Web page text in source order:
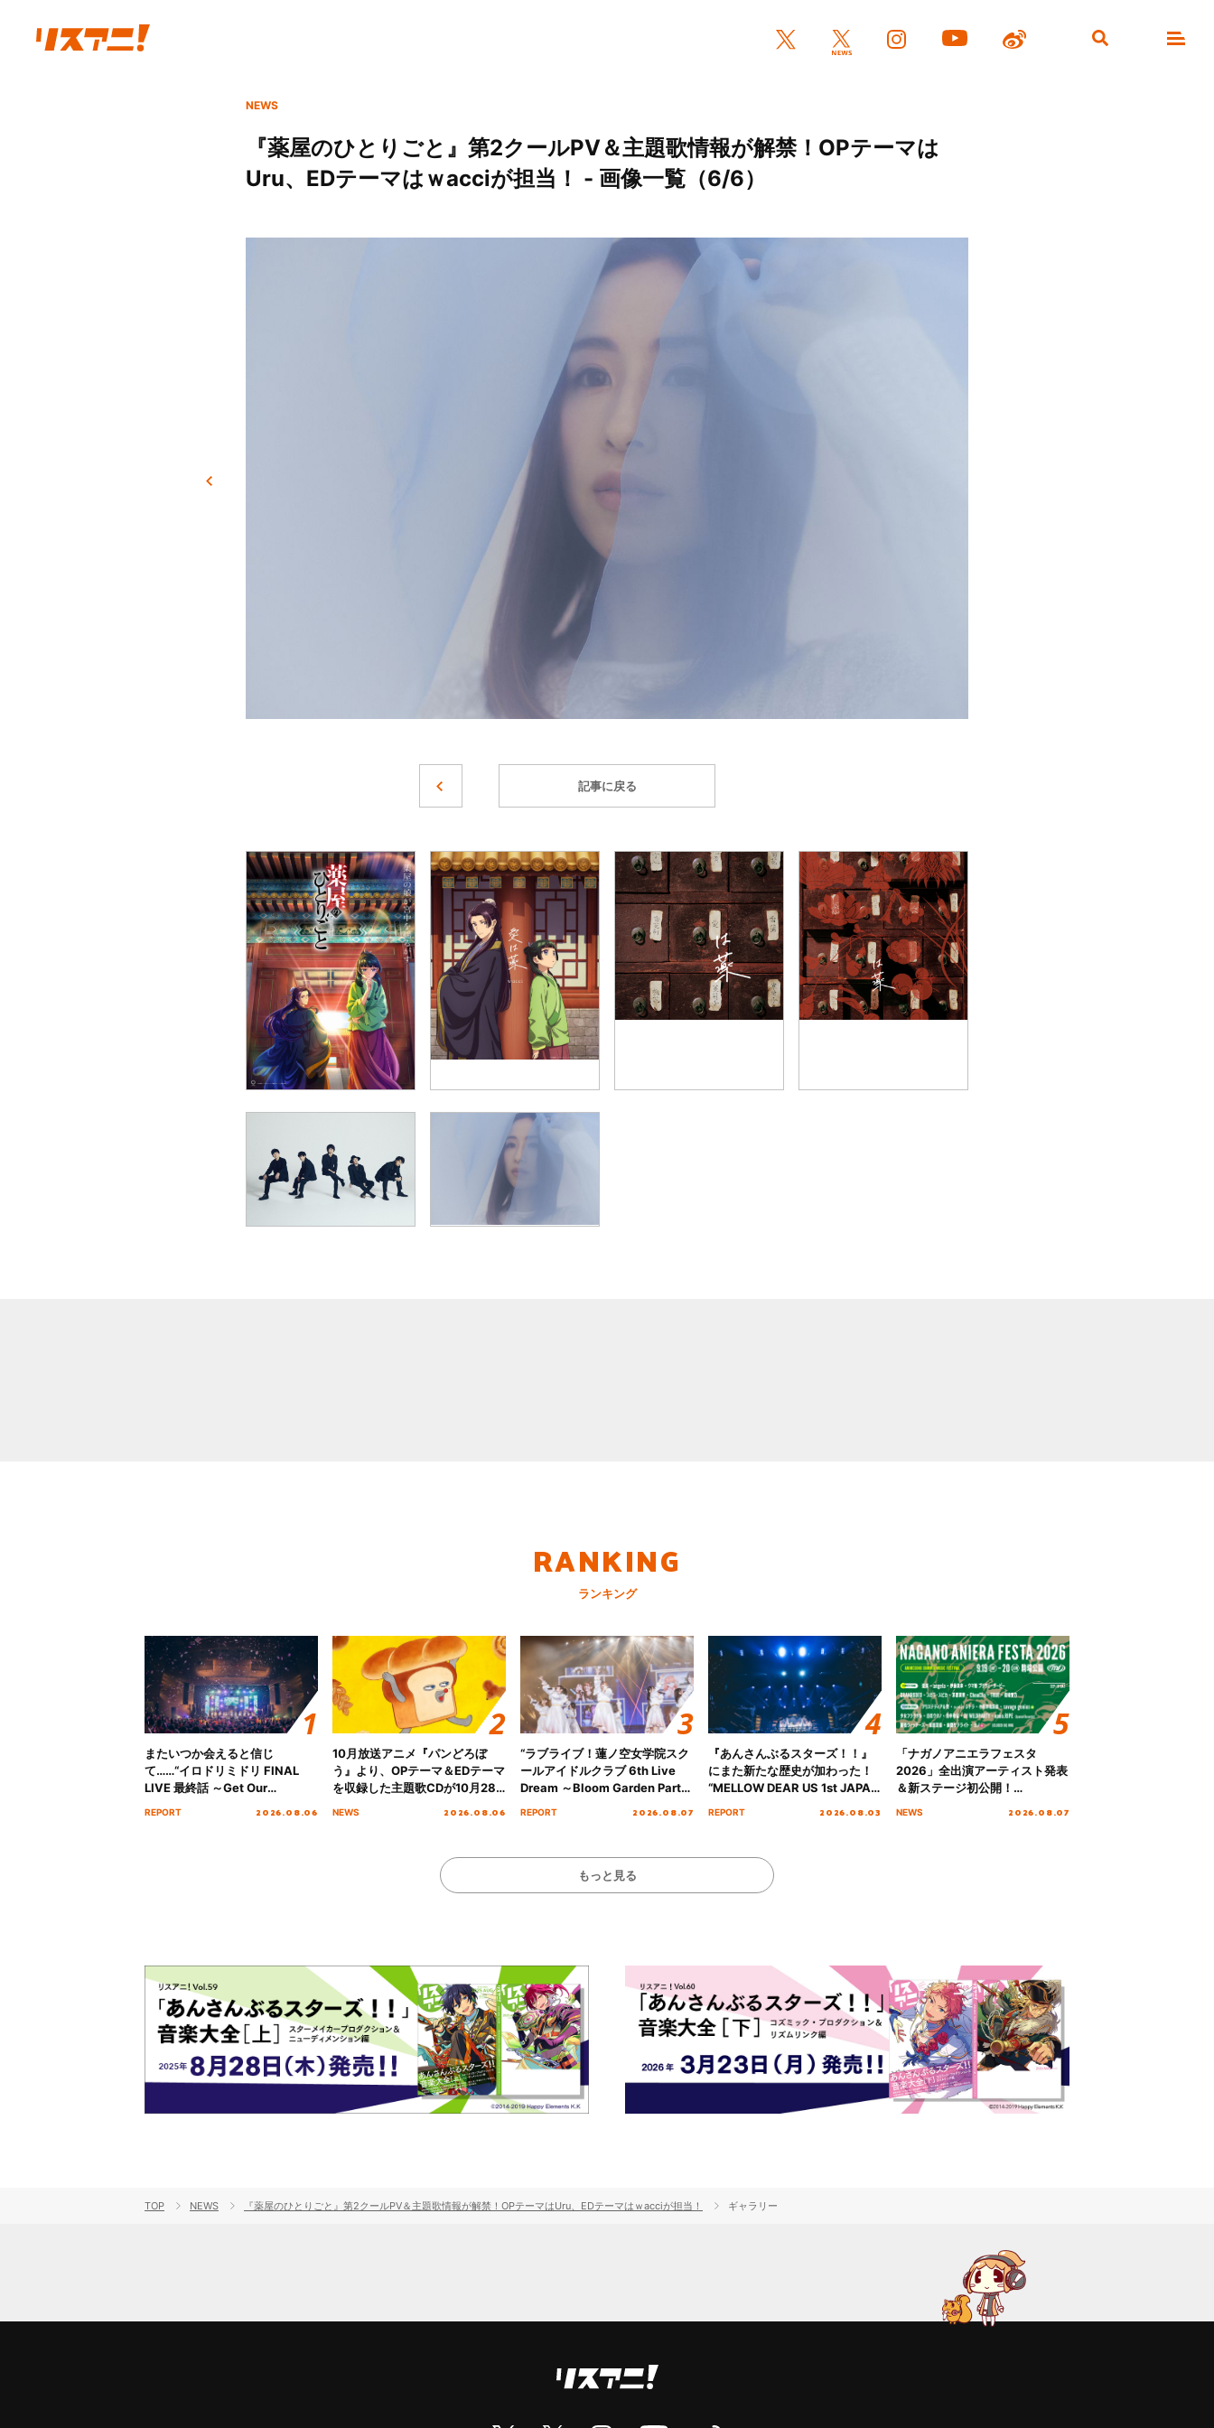
NEWS
『薬屋のひとりごと』第2クールPV＆主題歌情報が解禁！OPテーマは
Uru、EDテーマはｗacciが担当！ - 画像一覧（6/6）
記事に戻る
RANKING
ランキング
またいつか会えると信じ
て……“イロドリミドリ FINAL
LIVE 最終話 ～Get Our
REPORT 2026.08.06
10月放送アニメ『パンどろぼ
う』より、OPテーマ＆EDテーマ
を収録した主題歌CDが10月28
NEWS 2026.08.06
“ラブライブ！蓮ノ空女学院スク
ールアイドルクラブ 6th Live
Dream ～Bloom Garden Party
REPORT 2026.08.07
『あんさんぶるスターズ！！』
にまた新たな歴史が加わった！
“MELLOW DEAR US 1st JAPAN
!!」Dear 横浜BUNTAI”をレポー
REPORT 2026.08.03
「ナガノアニエラフェスタ
2026」全出演アーティスト発表
＆新ステージ初公開！
初となる第3ステージの全貌が明
NEWS 2026.08.07
もっと見る
TOP NEWS 『薬屋のひとりごと』第2クールPV＆主題歌情報が解禁！OPテーマはUru、EDテーマはｗacciが担当！ ギャラリー